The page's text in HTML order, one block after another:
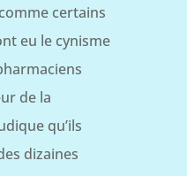
certains
eu le cynisme
de la
qu’ils
dizaines